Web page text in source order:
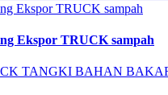
Ekspor TRUCK sampah
Ekspor TRUCK sampah
TANGKI BAHAN